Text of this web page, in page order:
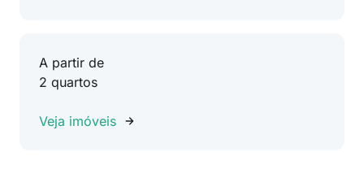
A partir de
2 quartos
Veja imóveis